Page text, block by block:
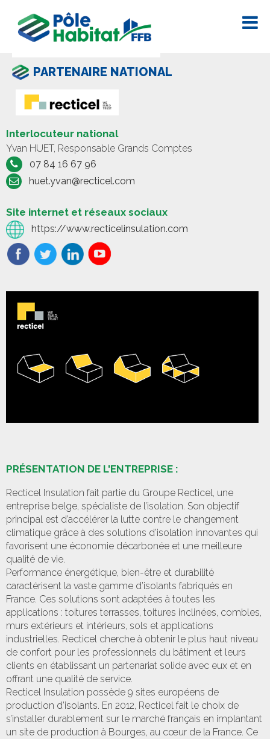
PARTENAIRE NATIONAL
Interlocuteur national
Yvan HUET, Responsable Grands Comptes
07 84 16 67 96
huet.yvan@recticel.com
Site internet et réseaux sociaux
https://www.recticelinsulation.com
PRÉSENTATION DE L'ENTREPRISE :
Recticel Insulation fait partie du Groupe Recticel, une
entreprise belge, spécialiste de l’isolation. Son objectif
principal est d’accélérer la lutte contre le changement
climatique grâce à des solutions d’isolation innovantes qui
favorisent une économie décarbonée et une meilleure
qualité de vie.
Performance énergétique, bien-être et durabilité
caractérisent la vaste gamme d’isolants fabriqués en
France. Ces solutions sont adaptées à toutes les
applications : toitures terrasses, toitures inclinées, combles,
murs extérieurs et intérieurs, sols et applications
industrielles. Recticel cherche à obtenir le plus haut niveau
de confort pour les professionnels du bâtiment et leurs
clients en établissant un partenariat solide avec eux et en
offrant une qualité de service.
Recticel Insulation possède 9 sites européens de
production d’isolants. En 2012, Recticel fait le choix de
s’installer durablement sur le marché français en implantant
un site de production à Bourges, au cœur de la France. Ce